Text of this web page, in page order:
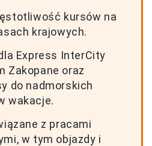
kursów na
krajowych.
Express InterCity
Zakopane oraz
do nadmorskich
wakacje.
z pracami
w tym objazdy i